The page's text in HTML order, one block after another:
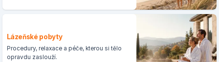
Lázeňské pobyty
Procedury, relaxace a péče, kterou si tělo
opravdu zaslouží.